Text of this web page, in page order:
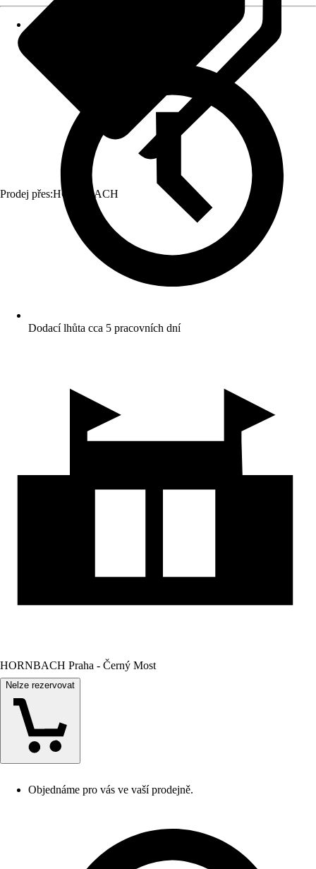
Prodej přes:HORNBACH
Dodací lhůta cca 5 pracovních dní
HORNBACH Praha - Černý Most
Nelze rezervovat
Objednáme pro vás ve vaší prodejně.